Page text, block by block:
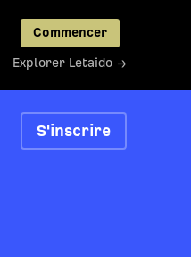
Commencer
Explorer Letaido →
S'inscrire